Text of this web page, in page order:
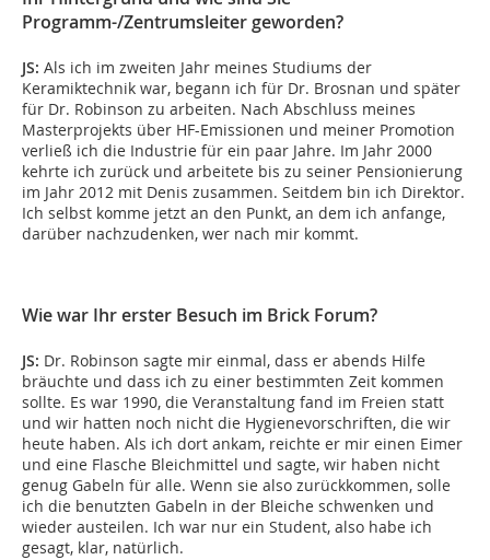
Programm-/Zentrumsleiter geworden?
JS: Als ich im zweiten Jahr meines Studiums der
Keramiktechnik war, begann ich für Dr. Brosnan und später
für Dr. Robinson zu arbeiten. Nach Abschluss meines
Masterprojekts über HF-Emissionen und meiner Promotion
verließ ich die Industrie für ein paar Jahre. Im Jahr 2000
kehrte ich zurück und arbeitete bis zu seiner Pensionierung
im Jahr 2012 mit Denis zusammen. Seitdem bin ich Direktor.
Ich selbst komme jetzt an den Punkt, an dem ich anfange,
darüber nachzudenken, wer nach mir kommt.
Wie war Ihr erster Besuch im Brick Forum?
JS: Dr. Robinson sagte mir einmal, dass er abends Hilfe
bräuchte und dass ich zu einer bestimmten Zeit kommen
sollte. Es war 1990, die Veranstaltung fand im Freien statt
und wir hatten noch nicht die Hygienevorschriften, die wir
heute haben. Als ich dort ankam, reichte er mir einen Eimer
und eine Flasche Bleichmittel und sagte, wir haben nicht
genug Gabeln für alle. Wenn sie also zurückkommen, solle
ich die benutzten Gabeln in der Bleiche schwenken und
wieder austeilen. Ich war nur ein Student, also habe ich
gesagt, klar, natürlich.